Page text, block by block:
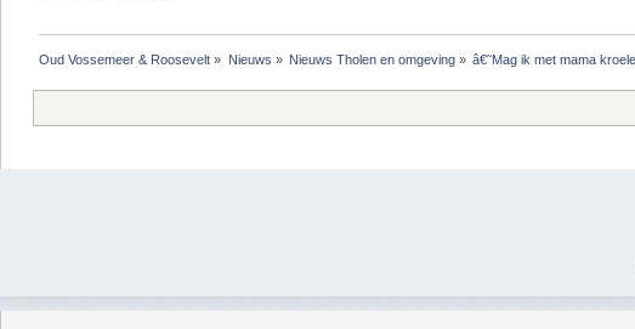
Oud Vossemeer & Roosevelt » Nieuws » Nieuws Tholen en omgeving» â€˜Mag ik met mama